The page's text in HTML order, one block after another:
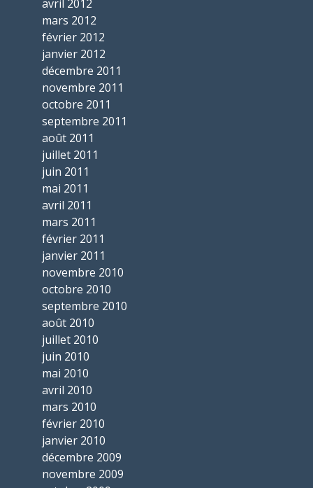
avril 2012
mars 2012
février 2012
janvier 2012
décembre 2011
novembre 2011
octobre 2011
septembre 2011
août 2011
juillet 2011
juin 2011
mai 2011
avril 2011
mars 2011
février 2011
janvier 2011
novembre 2010
octobre 2010
septembre 2010
août 2010
juillet 2010
juin 2010
mai 2010
avril 2010
mars 2010
février 2010
janvier 2010
décembre 2009
novembre 2009